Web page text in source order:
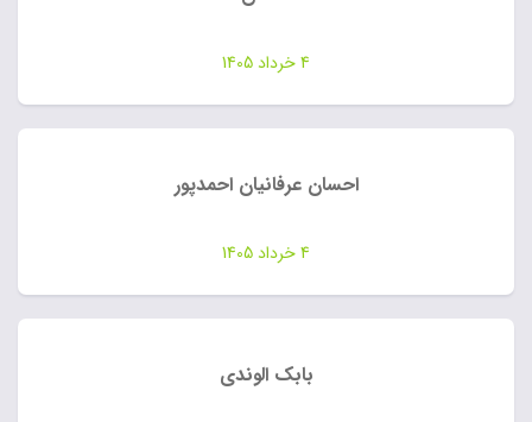
4 خرداد 1405
احسان عرفانیان احمدپور
4 خرداد 1405
بابک الوندی